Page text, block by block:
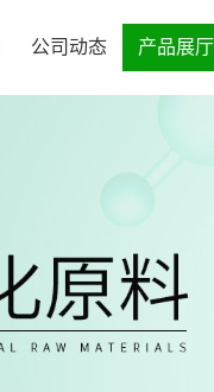
公司动态 产品展厅